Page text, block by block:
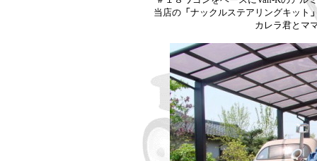
当店の 「 ナックルステアリングキット
カレラ君とマ